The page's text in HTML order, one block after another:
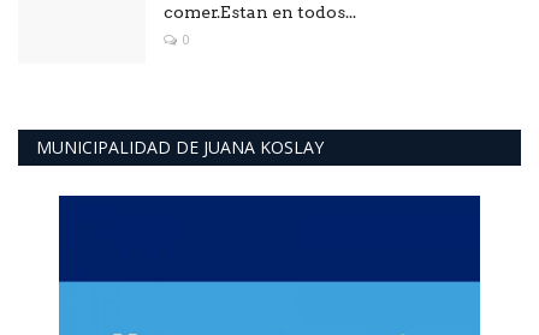
comer.Estan en todos...
0
MUNICIPALIDAD DE JUANA KOSLAY